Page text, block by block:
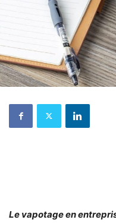
Le vapotage en